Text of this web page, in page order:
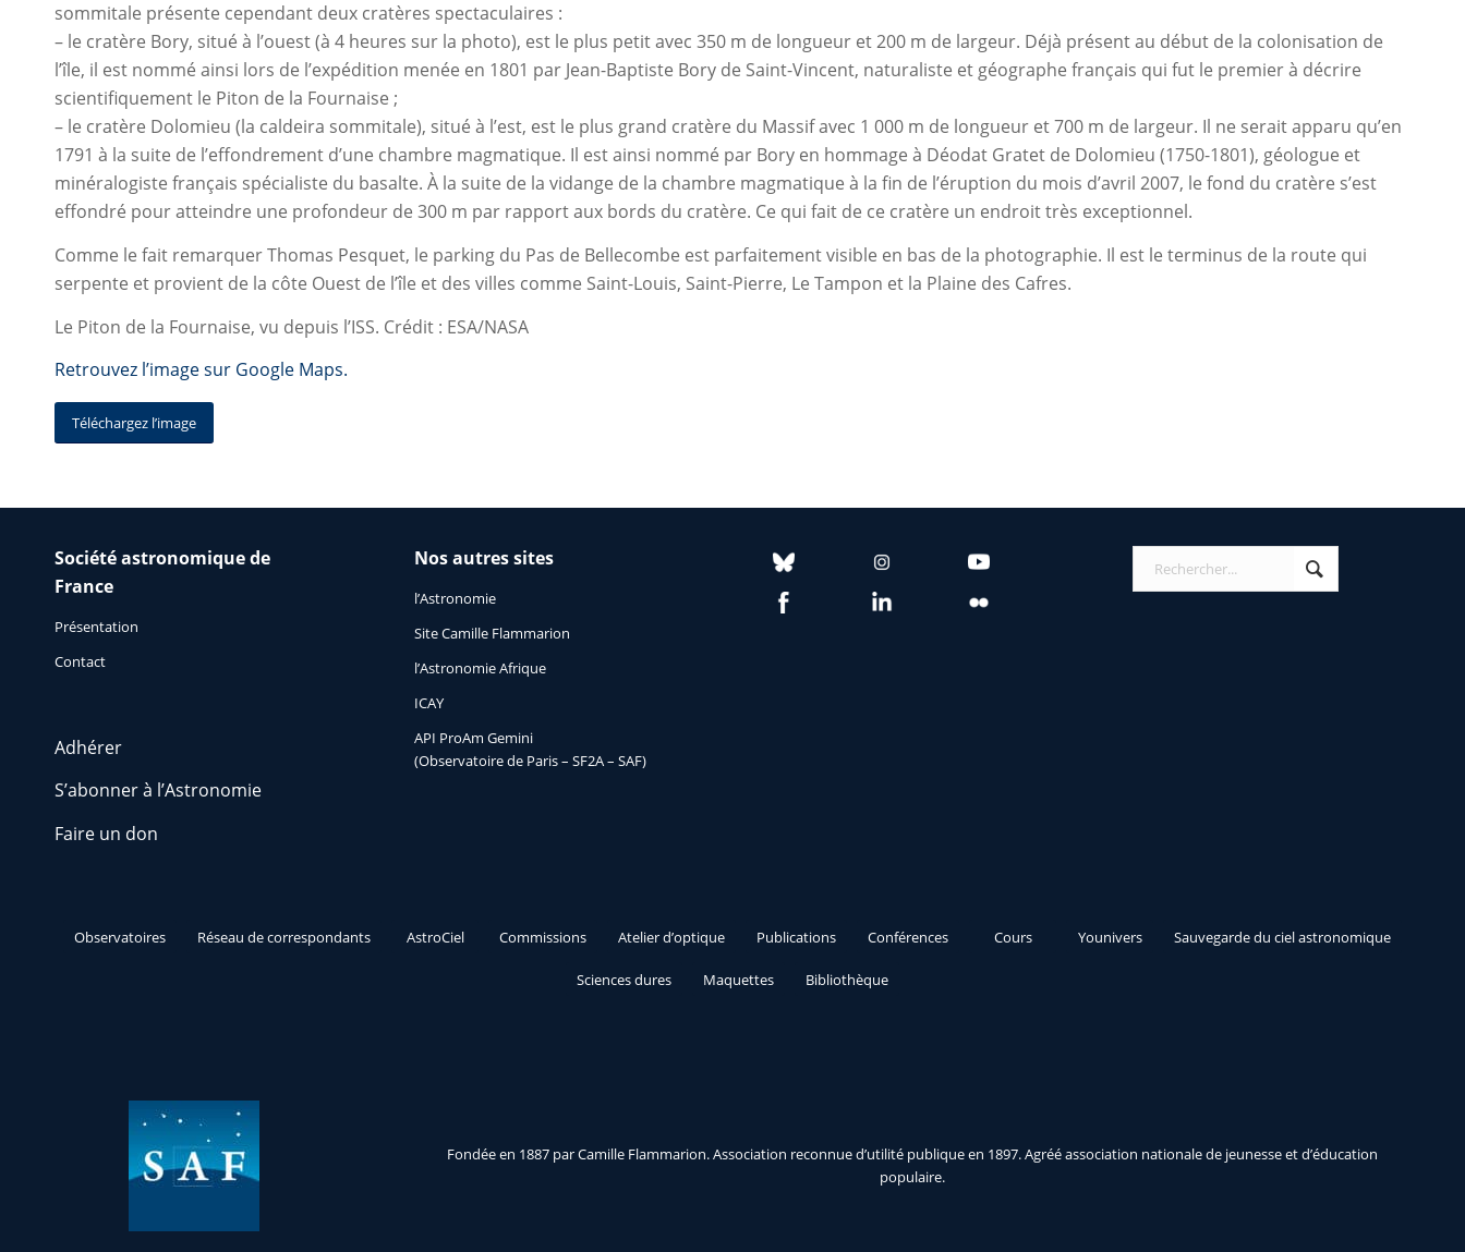
sommitale présente cependant deux cratères spectaculaires :
– le cratère Bory, situé à l’ouest (à 4 heures sur la photo), est le plus petit avec 350 m de longueur et 200 m de largeur. Déjà présent au début de la colonisation de
l’île, il est nommé ainsi lors de l’expédition menée en 1801 par Jean-Baptiste Bory de Saint-Vincent, naturaliste et géographe français qui fut le premier à décrire
scientifiquement le Piton de la Fournaise ;
– le cratère Dolomieu (la caldeira sommitale), situé à l’est, est le plus grand cratère du Massif avec 1 000 m de longueur et 700 m de largeur. Il ne serait apparu qu’en
1791 à la suite de l’effondrement d’une chambre magmatique. Il est ainsi nommé par Bory en hommage à Déodat Gratet de Dolomieu (1750-1801), géologue et
minéralogiste français spécialiste du basalte. À la suite de la vidange de la chambre magmatique à la fin de l’éruption du mois d’avril 2007, le fond du cratère s’est
effondré pour atteindre une profondeur de 300 m par rapport aux bords du cratère. Ce qui fait de ce cratère un endroit très exceptionnel.
Comme le fait remarquer Thomas Pesquet, le parking du Pas de Bellecombe est parfaitement visible en bas de la photographie. Il est le terminus de la route qui
serpente et provient de la côte Ouest de l’île et des villes comme Saint-Louis, Saint-Pierre, Le Tampon et la Plaine des Cafres.
Le Piton de la Fournaise, vu depuis l’ISS. Crédit : ESA/NASA
Retrouvez l’image sur Google Maps.
Téléchargez l’image
Société astronomique de
France
Présentation
Contact
Adhérer
S’abonner à l’Astronomie
Faire un don
Nos autres sites
l’Astronomie
Site Camille Flammarion
l’Astronomie Afrique
ICAY
API ProAm Gemini
(Observatoire de Paris – SF2A – SAF)
Observatoires Réseau de correspondants AstroCiel Commissions Atelier d’optique Publications Conférences Cours Younivers Sauvegarde du ciel astronomique
Sciences dures Maquettes Bibliothèque
Fondée en 1887 par Camille Flammarion. Association reconnue d’utilité publique en 1897. Agréé association nationale de jeunesse et d’éducation
populaire.